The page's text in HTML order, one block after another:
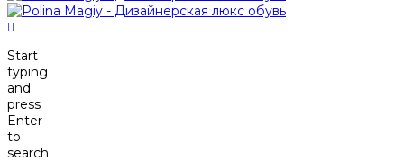
Start
typing
and
press
Enter
to
search